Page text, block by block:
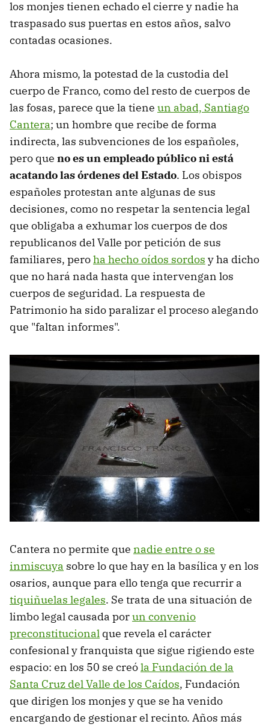
los monjes tienen echado el cierre y nadie ha
traspasado sus puertas en estos años, salvo
contadas ocasiones.
Ahora mismo, la potestad de la custodia del
cuerpo de Franco, como del resto de cuerpos de
las fosas, parece que la tiene un abad, Santiago
Cantera; un hombre que recibe de forma
indirecta, las subvenciones de los españoles,
pero que no es un empleado público ni está
acatando las órdenes del Estado. Los obispos
españoles protestan ante algunas de sus
decisiones, como no respetar la sentencia legal
que obligaba a exhumar los cuerpos de dos
republicanos del Valle por petición de sus
familiares, peroha hecho oídos sordos y ha dicho
que no hará nada hasta que intervengan los
cuerpos de seguridad. La respuesta de
Patrimonio ha sido paralizar el proceso alegando
que "faltan informes".
Cantera no permite que nadie entre o se
inmiscuya sobre lo que hay en la basílica y en los
osarios, aunque para ello tenga que recurrir a
tiquiñuelas legales. Se trata de una situación de
limbo legal causada porun convenio
preconstitucional que revela el carácter
confesional y franquista que sigue rigiendo este
espacio: en los 50 se creóla Fundación de la
Santa Cruz del Valle de los Caídos, Fundación
que dirigen los monjes y que se ha venido
encargando de gestionar el recinto. Años más